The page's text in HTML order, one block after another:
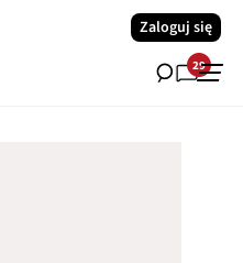
Zaloguj się
29